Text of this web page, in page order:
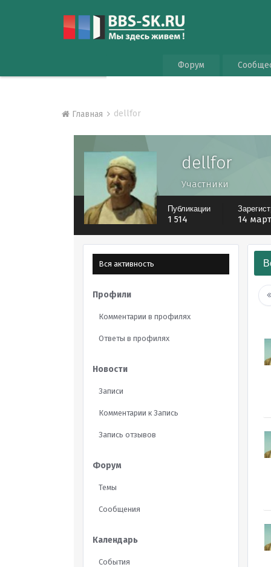
Форум
Главная dellfor
dellfor
Участники
Публикации
1 514 14
Вся активность
Профили
Комментарии в профилях
Ответы в профилях
Новости
Записи
Комментарии к Запись
Запись отзывов
Форум
Темы
Сообщения
Календарь
События